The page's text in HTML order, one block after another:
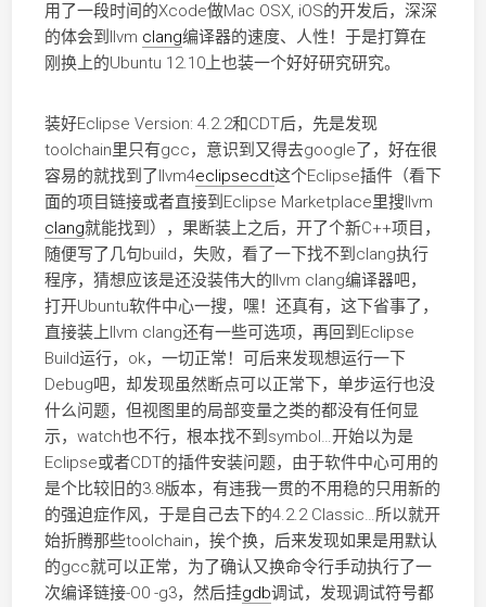
用了一段时间的Xcode做Mac OSX, iOS的开发后，深深
的体会到llvm clang编译器的速度、人性！于是打算在
刚换上的Ubuntu 12.10上也装一个好好研究研究。
装好Eclipse Version: 4.2.2和CDT后，先是发现
toolchain里只有gcc，意识到又得去google了，好在很
容易的就找到了llvm4eclipsecdt这个Eclipse插件（看下
面的项目链接或者直接到Eclipse Marketplace里搜llvm
clang就能找到），果断装上之后，开了个新C++项目，
随便写了几句build，失败，看了一下找不到clang执行
程序，猜想应该是还没装伟大的llvm clang编译器吧，
打开Ubuntu软件中心一搜，嘿！还真有，这下省事了，
直接装上llvm clang还有一些可选项，再回到Eclipse
Build运行，ok，一切正常！可后来发现想运行一下
Debug吧，却发现虽然断点可以正常下，单步运行也没
什么问题，但视图里的局部变量之类的都没有任何显
示，watch也不行，根本找不到symbol…开始以为是
Eclipse或者CDT的插件安装问题，由于软件中心可用的
是个比较旧的3.8版本，有违我一贯的不用稳的只用新的
的强迫症作风，于是自己去下的4.2.2 Classic…所以就开
始折腾那些toolchain，挨个换，后来发现如果是用默认
的gcc就可以正常，为了确认又换命令行手动执行了一
次编译链接-O0 -g3，然后挂gdb调试，发现调试符号都